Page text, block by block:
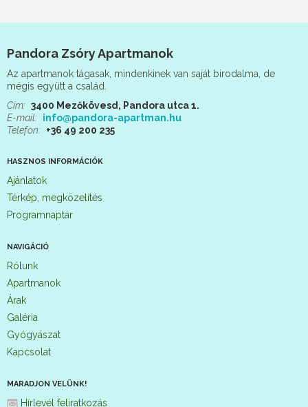
Pandora Zsóry Apartmanok
Az apartmanok tágasak, mindenkinek van saját birodalma, de
mégis együtt a család.
Cím: 3400 Mezőkövesd, Pandora utca 1.
E-mail: info@pandora-apartman.hu
Telefon: +36 49 200 235
HASZNOS INFORMÁCIÓK
Ajánlatok
Térkép, megközelítés
Programnaptár
NAVIGÁCIÓ
Rólunk
Apartmanok
Árak
Galéria
Gyógyászat
Kapcsolat
MARADJON VELÜNK!
Hírlevél feliratkozás